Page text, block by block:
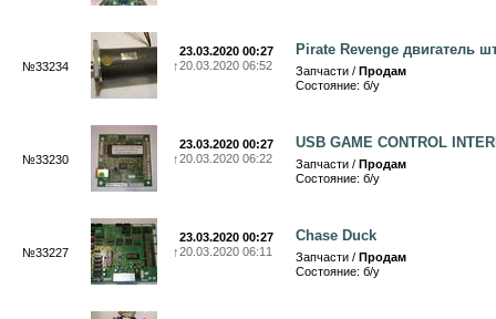
№33234
23.03.2020 00:27
↑20.03.2020 06:52
Pirate Revenge двигатель
Запчасти / Продам
Состояние: б/у
№33230
23.03.2020 00:27
↑20.03.2020 06:22
USB GAME CONTROL
Запчасти / Продам
Состояние: б/у
№33227
23.03.2020 00:27
↑20.03.2020 06:11
Chase Duck
Запчасти / Продам
Состояние: б/у